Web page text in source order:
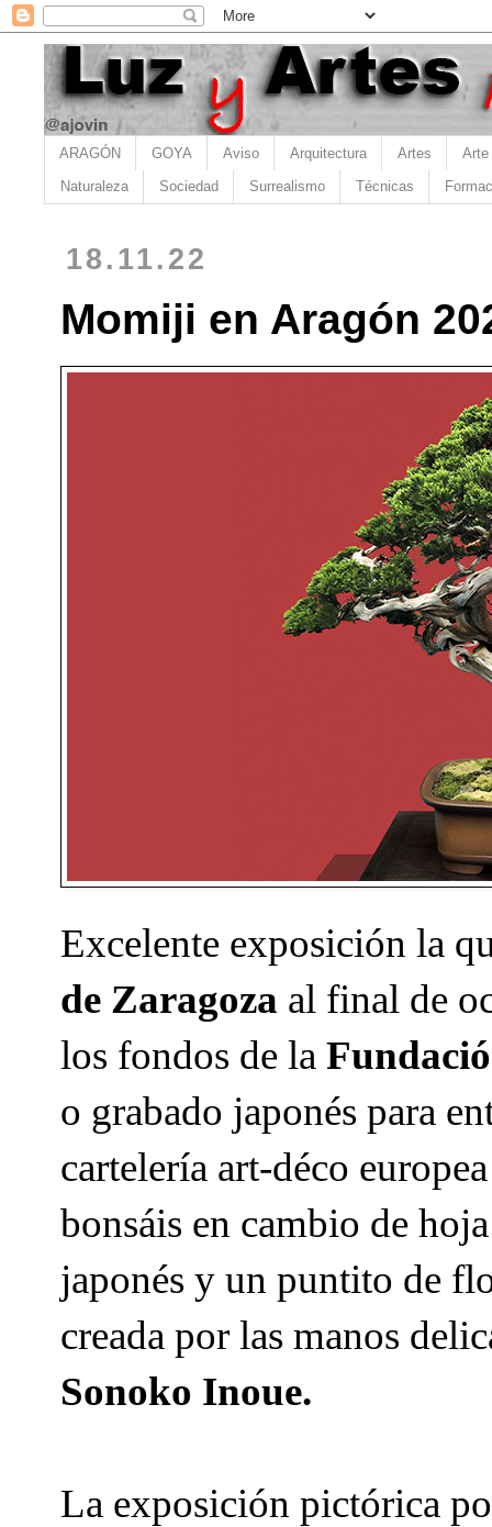
ARAGÓN GOYA Aviso Arquitectura Artes Arte
Naturaleza Sociedad Surrealismo Técnicas
18.11.22
Momiji en Aragón
Excelente exposición la
de Zaragoza al final de
los fondos de la
o grabado japonés para
cartelería art-déco
bonsáis en cambio de
japonés y un puntito de
creada por las manos
Sonoko Inoue.
La exposición pictórica